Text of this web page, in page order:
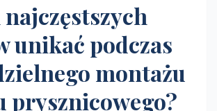
unikać podczas
montażu
prysznicowego?